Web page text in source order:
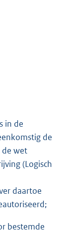
in de
de
de wet
(Logisch
daartoe
bestemde